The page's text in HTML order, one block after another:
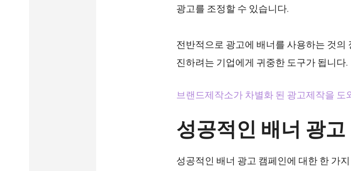
광고를 조정할 수 있습니다.
전반적으로 광고에 배너를 사용하는 것
진하려는 기업에게 귀중한 도구가 됩니다.
브랜드제작소가 차별화 된 광고제작을 도
성공적인 배너 광
성공적인 배너 광고 캠페인에 대한 한 가